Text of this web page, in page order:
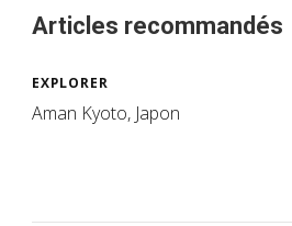
Articles recommandés
EXPLORER
Aman Kyoto, Japon